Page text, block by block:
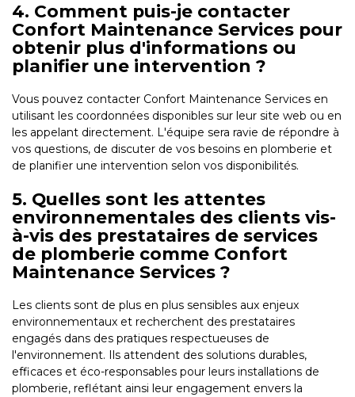
4. Comment puis-je contacter
Confort Maintenance Services pour
obtenir plus d'informations ou
planifier une intervention ?
Vous pouvez contacter Confort Maintenance Services en
utilisant les coordonnées disponibles sur leur site web ou en
les appelant directement. L'équipe sera ravie de répondre à
vos questions, de discuter de vos besoins en plomberie et
de planifier une intervention selon vos disponibilités.
5. Quelles sont les attentes
environnementales des clients vis-
à-vis des prestataires de services
de plomberie comme Confort
Maintenance Services ?
Les clients sont de plus en plus sensibles aux enjeux
environnementaux et recherchent des prestataires
engagés dans des pratiques respectueuses de
l'environnement. Ils attendent des solutions durables,
efficaces et éco-responsables pour leurs installations de
plomberie, reflétant ainsi leur engagement envers la